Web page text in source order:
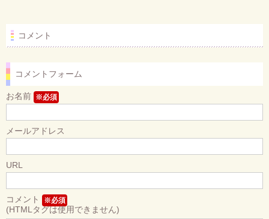
コメント
コメントフォーム
お名前 ※必須
メールアドレス
URL
コメント ※必須
(HTMLタグは使用できません)